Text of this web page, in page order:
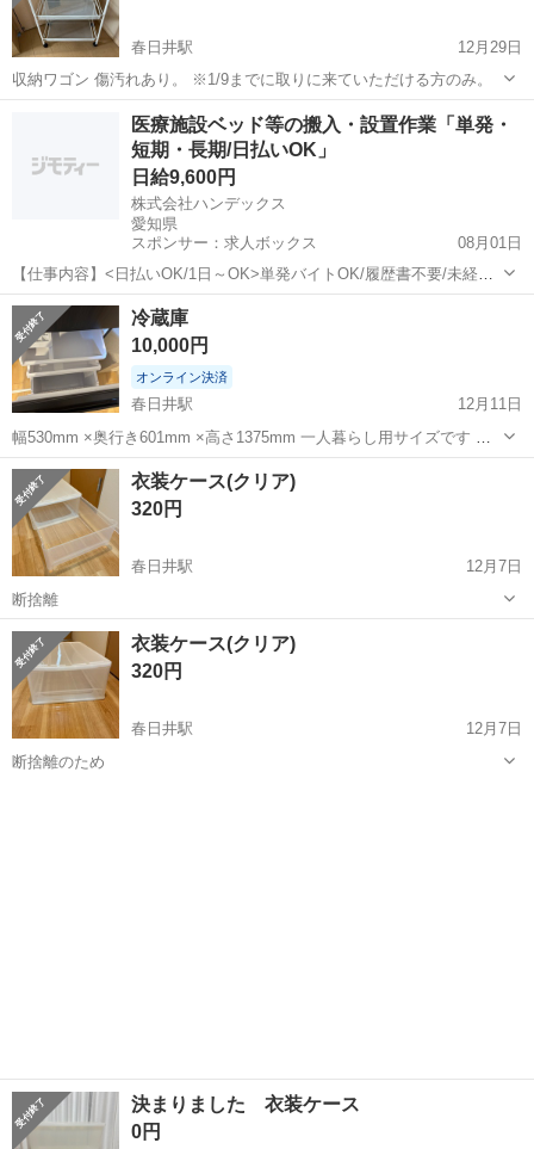
春日井駅
12月29日
収納ワゴン 傷汚れあり。 ※1/9までに取りに来ていただける方のみ。
名古屋市 春日井駅 収納家具 ワゴン
医療施設ベッド等の搬入・設置作業「単発・
短期・長期/日払いOK」
日給9,600円
株式会社ハンデックス
愛知県
スポンサー：求人ボックス
08月01日
【仕事内容】<日払いOK/1日～OK>単発バイトOK/履歴書不要/未経験
歓迎/病院・施設のベッド搬入作業 〈医療施設ベッド等の搬入・設置ス
タッフ〉 超短期・単発バイト大募集! 1日単発からOK! 継続勤務できる
方は大歓迎! 簡単・...
アルバイト・パート
冷蔵庫
10,000円
オンライン決済
春日井駅
12月11日
幅530mm ×奥行き601mm ×高さ1375mm 一人暮らし用サイズです 使
ってたのは 1年ほどです。
愛知 春日井市 収納家具
衣装ケース(クリア)
320円
春日井駅
12月7日
断捨離
愛知 春日井市 収納家具
衣装ケース(クリア)
320円
春日井駅
12月7日
断捨離のため
決まりました 衣装ケース
0円